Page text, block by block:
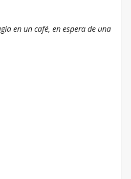
en un café, en espera de una